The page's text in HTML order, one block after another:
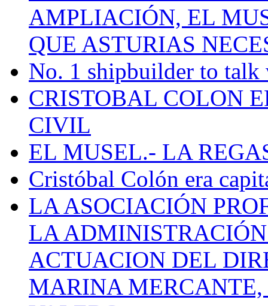
AMPLIACIÓN, EL
QUE ASTURIAS
No. 1 shipbuilder to talk
CRISTOBAL COLON
CIVIL
EL MUSEL.- LA
Cristóbal Colón era
LA ASOCIACIÓN
LA
ACTUACION DEL
MARINA